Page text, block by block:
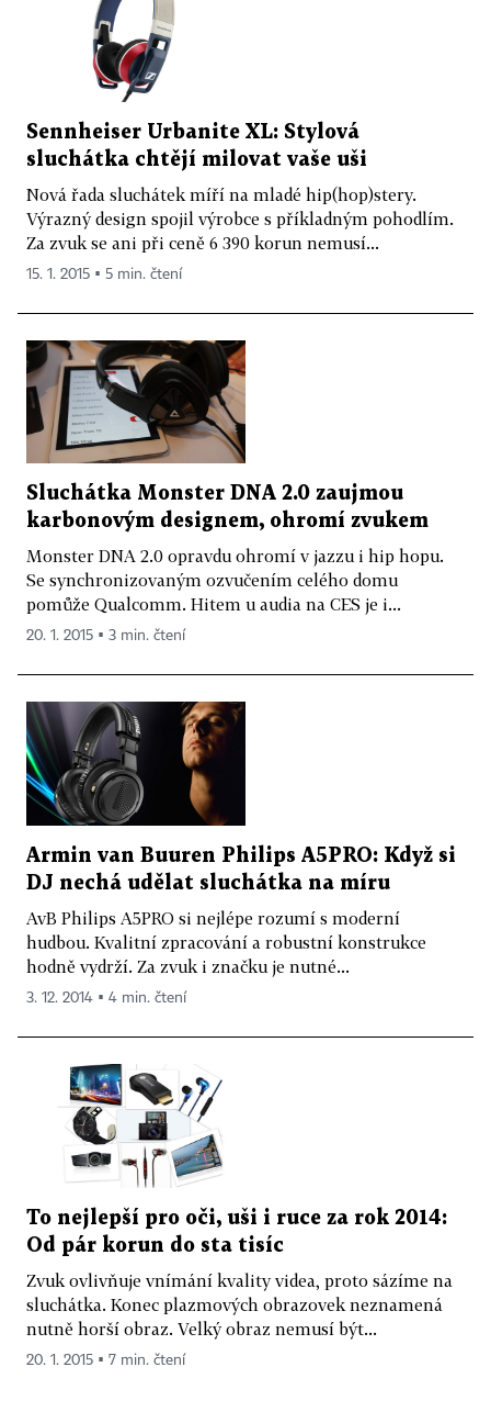
Sennheiser Urbanite XL: Stylová
sluchátka chtějí milovat vaše uši
Nová řada sluchátek míří na mladé hip(hop)stery.
Výrazný design spojil výrobce s příkladným pohodlím.
Za zvuk se ani při ceně 6 390 korun nemusí...
15. 1. 2015 ▪ 5 min. čtení
Sluchátka Monster DNA 2.0 zaujmou
karbonovým designem, ohromí zvukem
Monster DNA 2.0 opravdu ohromí v jazzu i hip hopu.
Se synchronizovaným ozvučením celého domu
pomůže Qualcomm. Hitem u audia na CES je i...
20. 1. 2015 ▪ 3 min. čtení
Armin van Buuren Philips A5PRO: Když si
DJ nechá udělat sluchátka na míru
AvB Philips A5PRO si nejlépe rozumí s moderní
hudbou. Kvalitní zpracování a robustní konstrukce
hodně vydrží. Za zvuk i značku je nutné...
3. 12. 2014 ▪ 4 min. čtení
To nejlepší pro oči, uši i ruce za rok 2014:
Od pár korun do sta tisíc
Zvuk ovlivňuje vnímání kvality videa, proto sázíme na
sluchátka. Konec plazmových obrazovek neznamená
nutně horší obraz. Velký obraz nemusí být...
20. 1. 2015 ▪ 7 min. čtení